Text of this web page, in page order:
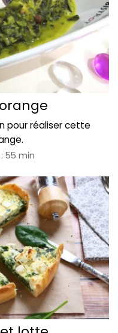
pour réaliser cette
55 min